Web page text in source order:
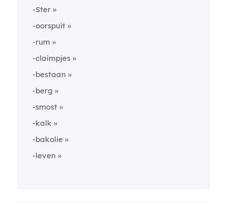
-Ster
-oorspuit
-rum
-claimpjes
-bestaan
-berg
-smost
-kalk
-bakolie
-leven